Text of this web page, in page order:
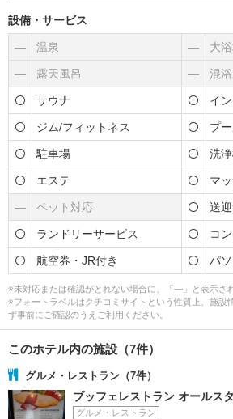
設備・サービス
― 温泉 ― 大
― 露天風呂 ― 混
サウナ イ
ジム/フィットネス プ
駐車場 洗
エステ マ
― ペット対応 送
ランドリーサービス コ
航空券・JR付き パ
※未対応または確認がとれない場合に、「―」と表示さ
※フォートラベルはクチコミサイトという性質上、施設
ず事前にご確認のうえご利用ください。
このホテル内の施設（7件）
グルメ・レストラン（7件）
ブッフェレストラン オールス
グルメ・レストラン